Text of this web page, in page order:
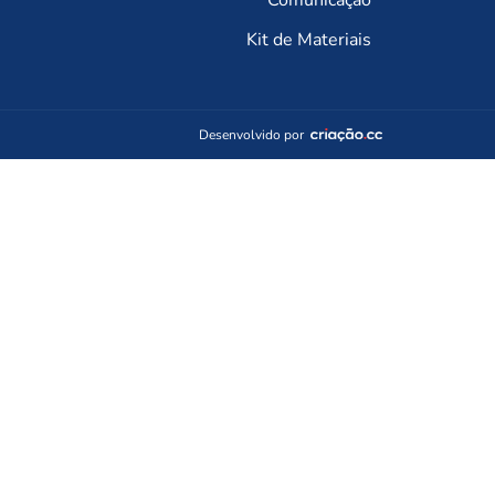
Kit de Materiais
Desenvolvido por